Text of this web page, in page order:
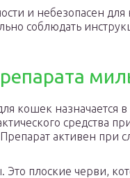
и небезопасен
соблюдать
кошек назначается в
средства
активен при
Это плоские черви,